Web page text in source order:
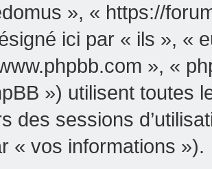
», « https://
ici par « ils », «
», «
») utilisent toutes
des sessions
« vos informations »).